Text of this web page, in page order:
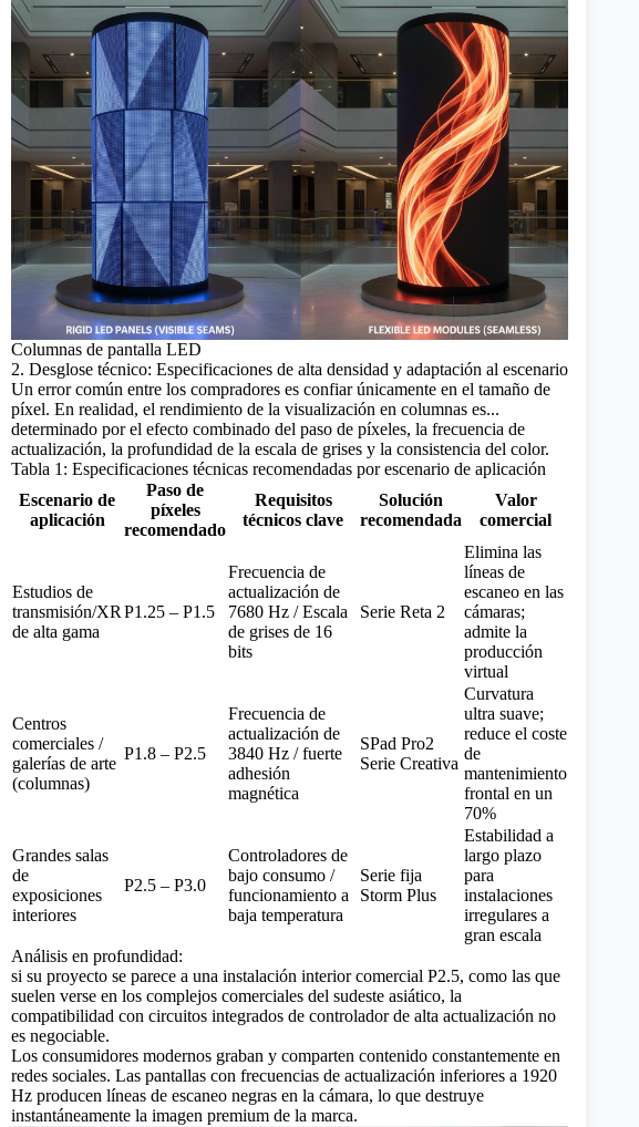
Columnas de pantalla LED
2. Desglose técnico: Especificaciones de alta densidad y adaptación al escenario
Un error común entre los compradores es confiar únicamente en el tamaño de
píxel. En realidad, el rendimiento de la visualización en columnas es...
determinado por el efecto combinado del paso de píxeles, la frecuencia de
actualización, la profundidad de la escala de grises y la consistencia del color.
Tabla 1: Especificaciones técnicas recomendadas por escenario de aplicación
Escenario de
aplicación
Paso de
píxeles
recomendado
Requisitos
técnicos clave
Solución
recomendada
Valor
comercial
Estudios de
transmisión/XR
de alta gama
P1.25 – P1.5
Frecuencia de
actualización de
7680 Hz / Escala
de grises de 16
bits
Serie Reta 2
Elimina las
líneas de
escaneo en las
cámaras;
admite la
producción
virtual
Centros
comerciales /
galerías de arte
(columnas)
P1.8 – P2.5
Frecuencia de
actualización de
3840 Hz / fuerte
adhesión
magnética
SPad Pro2
Serie Creativa
Curvatura
ultra suave;
reduce el coste
de
mantenimiento
frontal en un
70%
Grandes salas
de
exposiciones
interiores
P2.5 – P3.0
Controladores de
bajo consumo /
funcionamiento a
baja temperatura
Serie fija
Storm Plus
Estabilidad a
largo plazo
para
instalaciones
irregulares a
gran escala
Análisis en profundidad:
si su proyecto se parece a una instalación interior comercial P2.5, como las que
suelen verse en los complejos comerciales del sudeste asiático, la
compatibilidad con circuitos integrados de controlador de alta actualización no
es negociable.
Los consumidores modernos graban y comparten contenido constantemente en
redes sociales. Las pantallas con frecuencias de actualización inferiores a 1920
Hz producen líneas de escaneo negras en la cámara, lo que destruye
instantáneamente la imagen premium de la marca.